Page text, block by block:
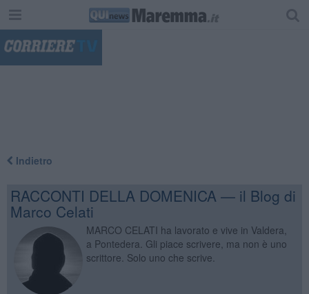
Indietro
RACCONTI DELLA DOMENICA — il Blog di
Marco Celati
MARCO CELATI ha lavorato e vive in Valdera,
a Pontedera. Gli piace scrivere, ma non è uno
scrittore. Solo uno che scrive.